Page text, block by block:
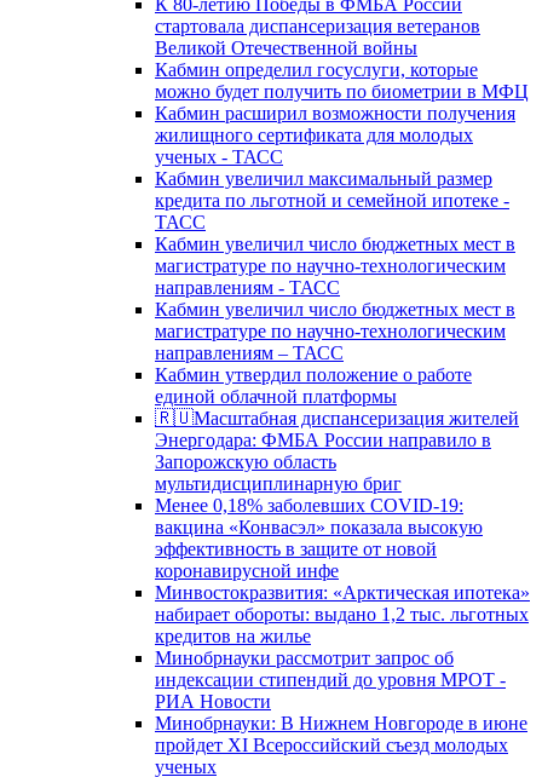
К 80-летию Победы в ФМБА России
стартовала диспансеризация ветеранов
Великой Отечественной войны
Кабмин определил госуслуги, которые
можно будет получить по биометрии в МФЦ
Кабмин расширил возможности получения
жилищного сертификата для молодых
ученых - ТАСС
Кабмин увеличил максимальный размер
кредита по льготной и семейной ипотеке -
ТАСС
Кабмин увеличил число бюджетных мест в
магистратуре по научно-технологическим
направлениям - ТАСС
Кабмин увеличил число бюджетных мест в
магистратуре по научно-технологическим
направлениям – ТАСС
Кабмин утвердил положение о работе
единой облачной платформы
🇷🇺Масштабная диспансеризация жителей
Энергодара: ФМБА России направило в
Запорожскую область
мультидисциплинарную бриг
Менее 0,18% заболевших COVID-19:
вакцина «Конвасэл» показала высокую
эффективность в защите от новой
коронавирусной инфе
Минвостокразвития: «Арктическая ипотека»
набирает обороты: выдано 1,2 тыс. льготных
кредитов на жилье
Минобрнауки рассмотрит запрос об
индексации стипендий до уровня МРОТ -
РИА Новости
Минобрнауки: В Нижнем Новгороде в июне
пройдет XI Всероссийский съезд молодых
ученых